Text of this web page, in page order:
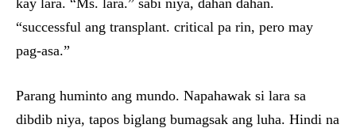
kay lara. “Ms. lara.” sabi niya, dahan dahan.
“successful ang transplant. critical pa rin, pero may
pag-asa.”
Parang huminto ang mundo. Napahawak si lara sa
dibdib niya, tapos biglang bumagsak ang luha. Hindi na